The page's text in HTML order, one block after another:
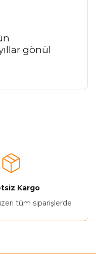
gönül
Kargo
tüm siparişlerde